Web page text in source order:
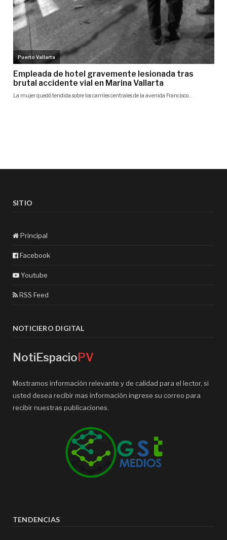
SITIO
Principal
Facebook
Youtube
RSS Feed
NOTICIERO DIGITAL
NotiEspacioPV
Mostramos información relevante y de calidad para el lector, si
usted desea recibir mas información ingrese su correo para
recibir nuestras publicaciones.
TENDENCIAS